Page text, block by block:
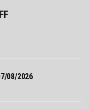
08/2026